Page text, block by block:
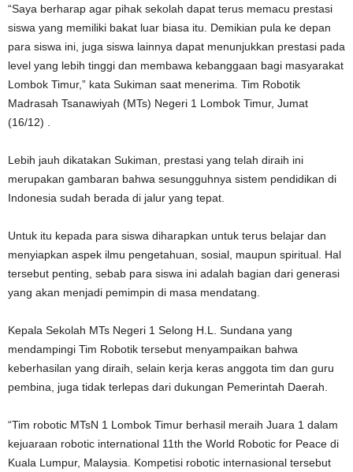
“Saya berharap agar pihak sekolah dapat terus memacu prestasi
siswa yang memiliki bakat luar biasa itu. Demikian pula ke depan
para siswa ini, juga siswa lainnya dapat menunjukkan prestasi pada
level yang lebih tinggi dan membawa kebanggaan bagi masyarakat
Lombok Timur,” kata Sukiman saat menerima. Tim Robotik
Madrasah Tsanawiyah (MTs) Negeri 1 Lombok Timur, Jumat
(16/12) .
Lebih jauh dikatakan Sukiman, prestasi yang telah diraih ini
merupakan gambaran bahwa sesungguhnya sistem pendidikan di
Indonesia sudah berada di jalur yang tepat.
Untuk itu kepada para siswa diharapkan untuk terus belajar dan
menyiapkan aspek ilmu pengetahuan, sosial, maupun spiritual. Hal
tersebut penting, sebab para siswa ini adalah bagian dari generasi
yang akan menjadi pemimpin di masa mendatang.
Kepala Sekolah MTs Negeri 1 Selong H.L. Sundana yang
mendampingi Tim Robotik tersebut menyampaikan bahwa
keberhasilan yang diraih, selain kerja keras anggota tim dan guru
pembina, juga tidak terlepas dari dukungan Pemerintah Daerah.
“Tim robotic MTsN 1 Lombok Timur berhasil meraih Juara 1 dalam
kejuaraan robotic international 11th the World Robotic for Peace di
Kuala Lumpur, Malaysia. Kompetisi robotic internasional tersebut